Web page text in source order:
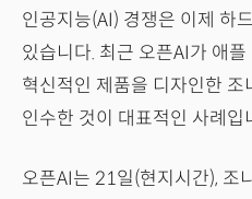
인공지능(AI) 경쟁은 이제 하
있습니다. 최근 오픈AI가 애
혁신적인 제품을 디자인한
인수한 것이 대표적인 사례입
오픈AI는 21일(현지시간), 조